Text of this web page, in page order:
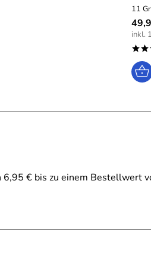
11
inkl.
€ bis zu einem Bestellwert